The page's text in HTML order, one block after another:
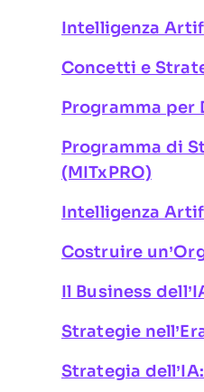
Intelligenza
Concetti e
Programma per
Programma di
(MITxPRO)
Intelligenza
Costruire
Il Business
Strategie
Strategia